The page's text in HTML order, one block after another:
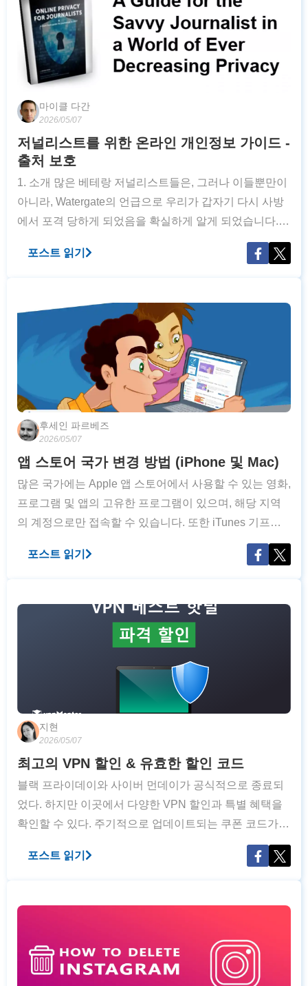
마이클 다간
2026/05/07
저널리스트를 위한 온라인 개인정보 가이드 -
출처 보호
1. 소개 많은 베테랑 저널리스트들은, 그러나 이들뿐만이
아니라, Watergate의 언급으로 우리가 갑자기 다시 사방
에서 포격 당하게 되었음을 확실하게 알게 되었습니다.
George Orwell의 1984와 같은 서적이 서점에 전시되었
고 언론의 자유와 출판의 자유에 대한 위험은 서반구의
포스트 읽기
후세인 파르베즈
2026/05/07
앱 스토어 국가 변경 방법 (iPhone 및 Mac)
많은 국가에는 Apple 앱 스토어에서 사용할 수 있는 영화,
프로그램 및 앱의 고유한 프로그램이 있으며, 해당 지역
의 계정으로만 접속할 수 있습니다. 또한 iTunes 기프트
사용자의 위치를 숨겨 지역 차단을 우회하여 원하는
포스트 읽기
지현
2026/05/07
최고의 VPN 할인 & 유효한 할인 코드
블랙 프라이데이와 사이버 먼데이가 공식적으로 종료되
었다. 하지만 이곳에서 다양한 VPN 할인과 특별 혜택을
확인할 수 있다. 주기적으로 업데이트되는 쿠폰 코드가
을 확인해보자. 당사는 매주, 가장 훌륭한 VPN 딜을 테스
포스트 읽기